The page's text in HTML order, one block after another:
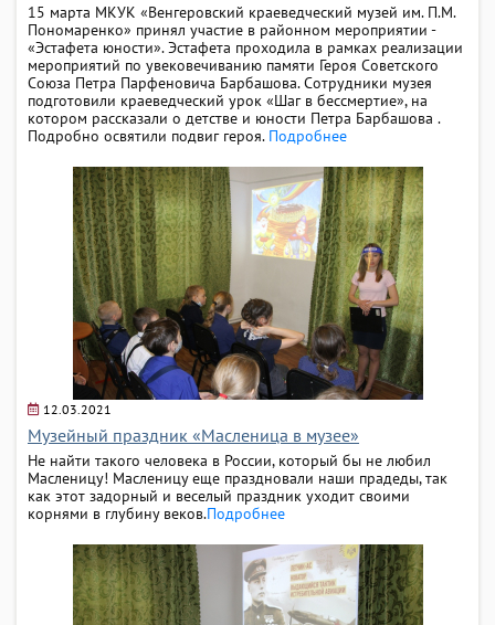
15 марта МКУК «Венгеровский краеведческий музей им. П.М.
Пономаренко» принял участие в районном мероприятии -
«Эстафета юности». Эстафета проходила в рамках реализации
мероприятий по увековечиванию памяти Героя Советского
Союза Петра Парфеновича Барбашова. Сотрудники музея
подготовили краеведческий урок «Шаг в бессмертие», на
котором рассказали о детстве и юности Петра Барбашова .
Подробно освятили подвиг героя. Подробнее
12.03.2021
Музейный праздник «Масленица в музее»
Не найти такого человека в России, который бы не любил
Масленицу! Масленицу еще праздновали наши прадеды, так
как этот задорный и веселый праздник уходит своими
корнями в глубину веков.Подробнее